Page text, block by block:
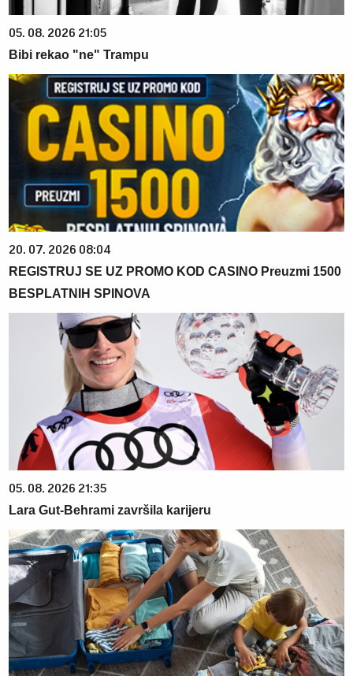
05. 08. 2026 21:05
Bibi rekao "ne" Trampu
20. 07. 2026 08:04
REGISTRUJ SE UZ PROMO KOD CASINO Preuzmi 1500
BESPLATNIH SPINOVA
05. 08. 2026 21:35
Lara Gut-Behrami završila karijeru